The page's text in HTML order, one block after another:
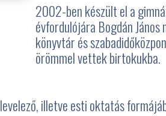
2002-ben készült el a
évfordulójára Bogdán
könyvtár és
örömmel vettek birtokukba.
illetve esti oktatás